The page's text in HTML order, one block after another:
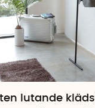
nedan – och
ordning!
lutande